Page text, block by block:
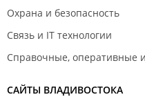
Охрана и безопасность
Связь и IT технологии
Справочные, оперативные
САЙТЫ ВЛАДИВОСТОКА